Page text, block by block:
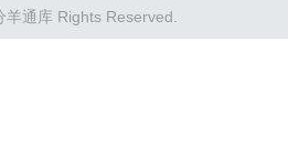
根据自己的需求选择不同的分期
行还款。 其次，关于利息...
羊通库 Rights Reserved.